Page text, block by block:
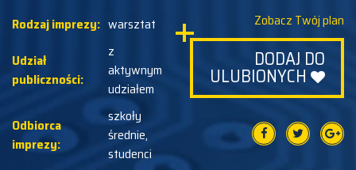
Rodzaj imprezy: warsztat
Udział
publiczności:
z
aktywnym
udziałem
Odbiorca
imprezy:
szkoły
średnie,
studenci
Zobacz Twój plan
DODAJ DO
ULUBIONYCH